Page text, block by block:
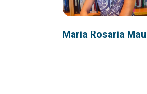
Maria Rosaria